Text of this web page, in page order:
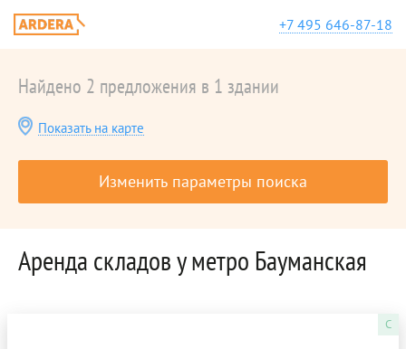
+7 495 646-87-18
Найдено 2 предложения в 1 здании
Показать на карте
Изменить параметры поиска
Аренда складов у метро Бауманская
C